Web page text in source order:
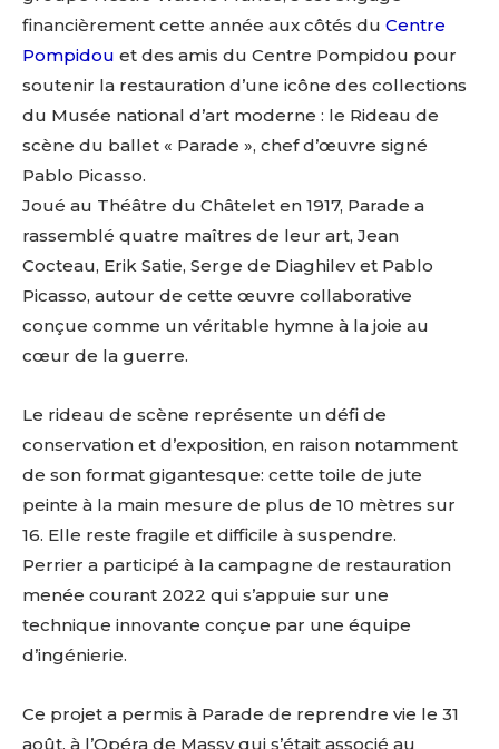
financièrement cette année aux côtés du Centre
Pompidou et des amis du Centre Pompidou pour
soutenir la restauration d’une icône des collections
du Musée national d’art moderne : le Rideau de
scène du ballet « Parade », chef d’œuvre signé
Pablo Picasso.
Joué au Théâtre du Châtelet en 1917, Parade a
rassemblé quatre maîtres de leur art, Jean
Cocteau, Erik Satie, Serge de Diaghilev et Pablo
Picasso, autour de cette œuvre collaborative
conçue comme un véritable hymne à la joie au
cœur de la guerre.
Le rideau de scène représente un défi de
conservation et d’exposition, en raison notamment
de son format gigantesque: cette toile de jute
peinte à la main mesure de plus de 10 mètres sur
16. Elle reste fragile et difficile à suspendre.
Perrier a participé à la campagne de restauration
menée courant 2022 qui s’appuie sur une
technique innovante conçue par une équipe
d’ingénierie.
Ce projet a permis à Parade de reprendre vie le 31
août, à l’Opéra de Massy qui s’était associé au